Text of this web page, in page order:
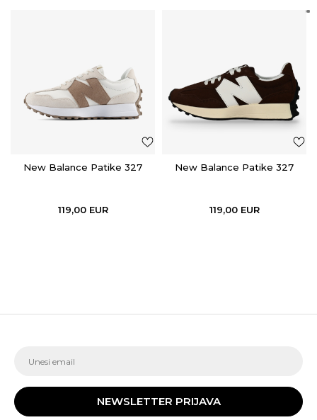
New Balance Patike 327
119,00 EUR
New Balance Patike 327
119,00 EUR
NEWSLETTER PRIJAVA